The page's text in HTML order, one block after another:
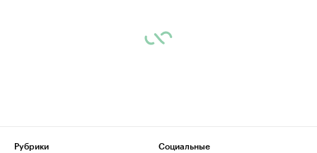
Рубрики
Социальные